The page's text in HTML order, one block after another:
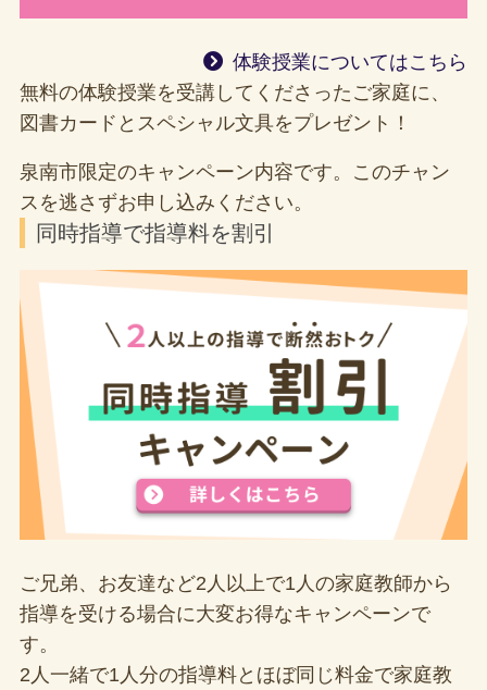
体験授業についてはこちら
無料の体験授業を受講してくださったご家庭に、
図書カードとスペシャル文具をプレゼント！
泉南市限定のキャンペーン内容です。このチャン
スを逃さずお申し込みください。
同時指導で指導料を割引
ご兄弟、お友達など2人以上で1人の家庭教師から
指導を受ける場合に大変お得なキャンペーンで
す。
2人一緒で1人分の指導料とほぼ同じ料金で家庭教